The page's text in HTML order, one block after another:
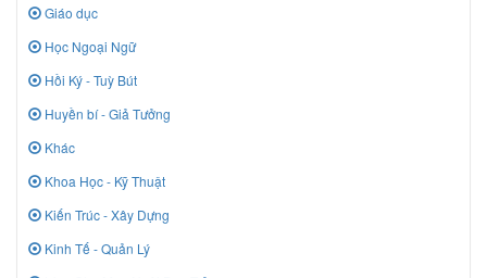
Giáo dục
Học Ngoại Ngữ
Hồi Ký - Tuỳ Bút
Huyền bí - Giả Tưởng
Khác
Khoa Học - Kỹ Thuật
Kiến Trúc - Xây Dựng
Kinh Tế - Quản Lý